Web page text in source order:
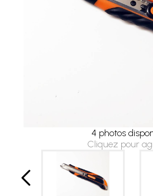
4 photos
Cliquez pour